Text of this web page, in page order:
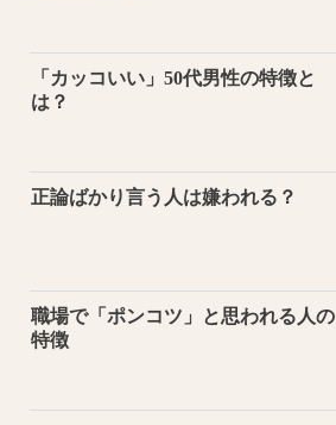
「カッコいい」50代男性の特徴と
は？
正論ばかり言う人は嫌われる？
職場で「ポンコツ」と思われる人の
特徴